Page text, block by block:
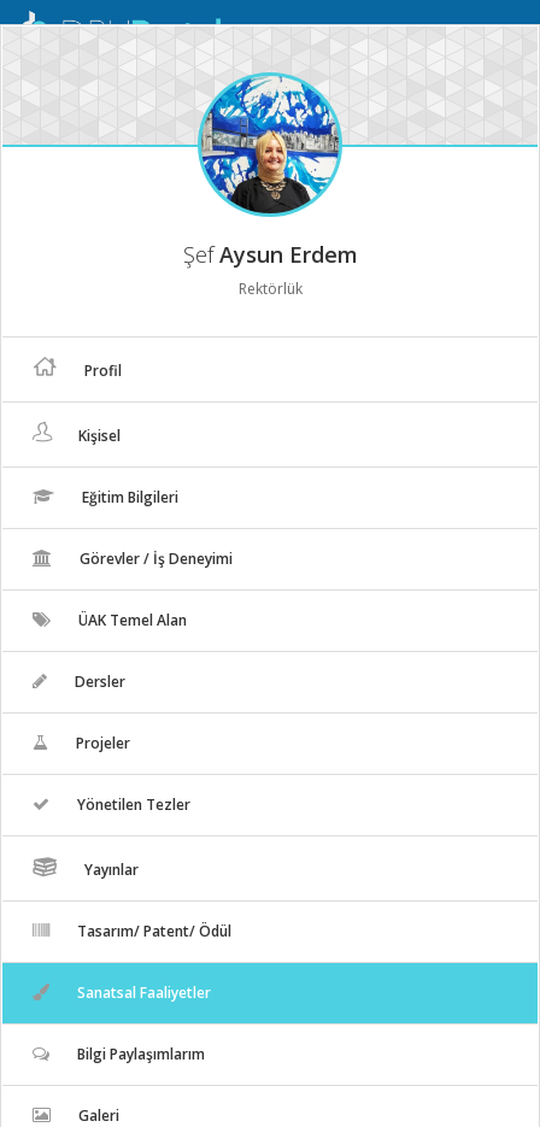
Mobil
ŞefAysun Erdem
Rektörlük
Profil
Kişisel
Eğitim Bilgileri
Görevler / İş Deneyimi
ÜAK Temel Alan
Dersler
Projeler
Yönetilen Tezler
Yayınlar
Tasarım/ Patent/ Ödül
Sanatsal Faaliyetler
Bilgi Paylaşımlarım
Galeri